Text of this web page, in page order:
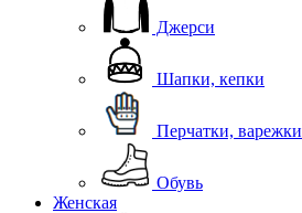
Джерси
Шапки, кепки
Перчатки, варежки
Обувь
Женская